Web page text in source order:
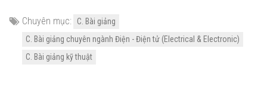
Chuyên mục:
C. Bài giảng
C. Bài giảng chuyên ngành Điện - Điện tử (Electrical & Electronic)
C. Bài giảng kỹ thuật